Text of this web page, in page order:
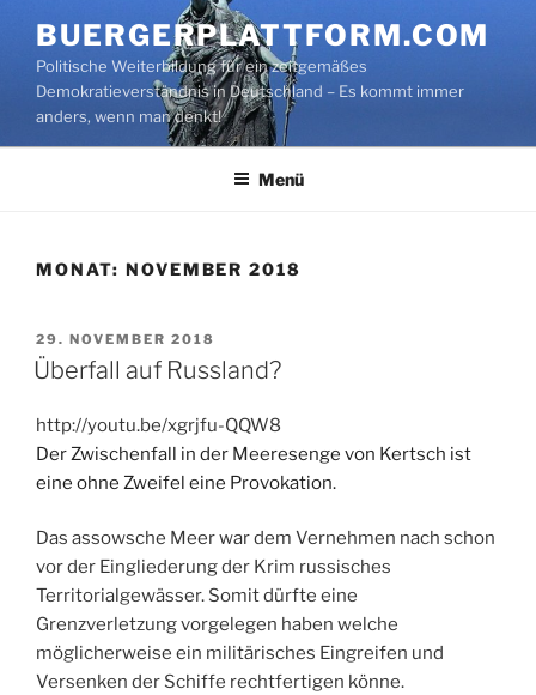
Inhalt
springen
BUERGERPLATTFORM.COM
Politische Weiterbildung für ein zeitgemäßes
Demokratieverständnis in Deutschland – Es kommt immer
anders, wenn man denkt!
Menü
MONAT: NOVEMBER 2018
VERÖFFENTLICHT
AM
29. NOVEMBER 2018
Überfall auf Russland?
http://youtu.be/xgrjfu-QQW8
Der Zwischenfall in der Meeresenge von Kertsch ist
eine ohne Zweifel eine Provokation.
Das assowsche Meer war dem Vernehmen nach schon
vor der Eingliederung der Krim russisches
Territorialgewässer. Somit dürfte eine
Grenzverletzung vorgelegen haben welche
möglicherweise ein militärisches Eingreifen und
Versenken der Schiffe rechtfertigen könne.